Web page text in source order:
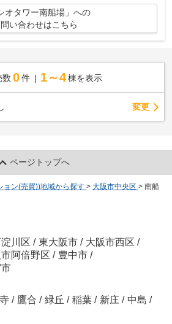
オタワー南船場」への
い合わせはこちら
数 0 件 1～4 棟を表示
変更
ページトップへ
ョン(売買))地域から探す > 大阪市中央区 > 南船
川区 / 東大阪市 / 大阪市西区 /
阿倍野区 / 豊中市 /
/ 鷹合 / 緑丘 / 稲葉 / 新庄 / 中島 /